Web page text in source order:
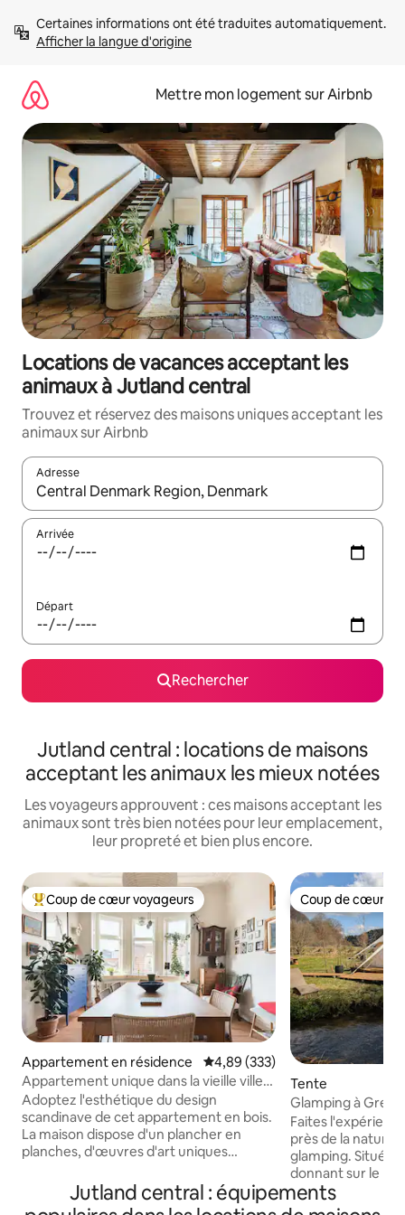
directement
Afficher la langue d'origine
Mettre mon logement sur Airbnb
Locations de vacances acceptant les
animaux à Jutland central
Trouvez et réservez des maisons uniques acceptant les
animaux sur Airbnb
Adresse
Lorsque les résultats s'affichent, utilisez les flèches vers le
Arrivée
Départ
Rechercher
Jutland central : locations de maisons
acceptant les animaux les mieux notées
Les voyageurs approuvent : ces maisons acceptant les
animaux sont très bien notées pour leur emplacement,
leur propreté et bien plus encore.
Coups de cœur voyageurs les plus appréciés
Coup de cœur voyageurs
Appartement en résidence Évaluation moyenne sur la
4,89 (333)
Appartement unique dans la vieille ville,
Aarhus
Adoptez l'esthétique du design
scandinave de cet appartement en bois.
La maison dispose d'un plancher en
planches, d'œuvres d'art uniques
mélange éclectique de meubles
contemporains et anciens et de vues sur
Coup de cœur
Coup de cœur
Tente
Glamping à
Faites
près de la nature
glamping. Situé
donnant sur le
vous pourrez
du cadre paisible
Jutland central : équipements